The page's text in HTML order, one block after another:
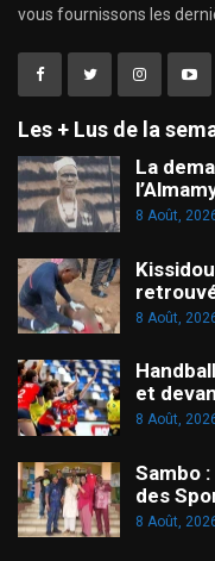
vous fournissons les
Les + Lus de la
La
8 Août,
8 Août,
et
8 Août,
Sambo
des
8 Août,